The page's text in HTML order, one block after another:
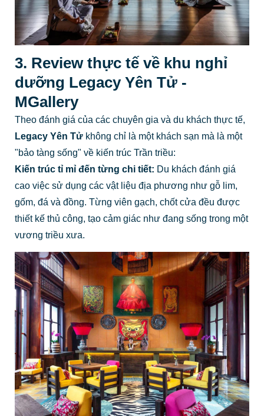
3. Review thực tế về khu nghỉ
dưỡng Legacy Yên Tử -
MGallery
Theo đánh giá của các chuyên gia và du khách thực tế,
Legacy Yên Tửkhông chỉ là một khách sạn mà là một
"bảo tàng sống" về kiến trúc Trần triều:
Kiến trúc tỉ mỉ đến từng chi tiết: Du khách đánh giá
cao việc sử dụng các vật liệu địa phương như gỗ lim,
gốm, đá và đồng. Từng viên gạch, chốt cửa đều được
thiết kế thủ công, tạo cảm giác như đang sống trong một
vương triều xưa.